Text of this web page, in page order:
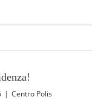
| Centro Polis